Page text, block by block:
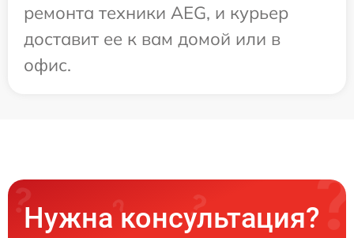
ремонта техники AEG, и курьер
доставит ее к вам домой или в
офис.
Нужна консультация?